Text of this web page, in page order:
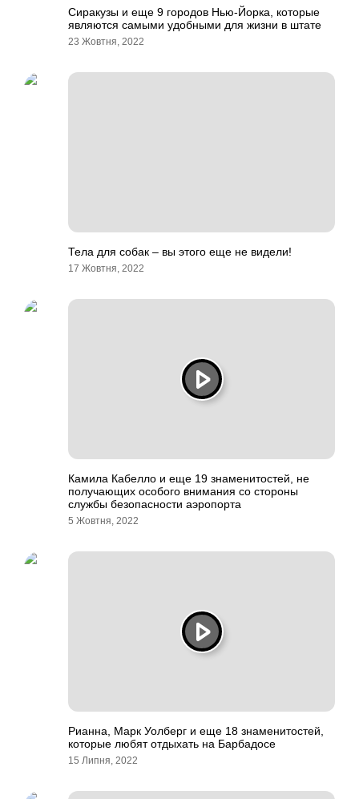
Сиракузы и еще 9 городов Нью-Йорка, которые
являются самыми удобными для жизни в штате
23 Жовтня, 2022
Тела для собак – вы этого еще не видели!
17 Жовтня, 2022
Камила Кабелло и еще 19 знаменитостей, не
получающих особого внимания со стороны
службы безопасности аэропорта
5 Жовтня, 2022
Рианна, Марк Уолберг и еще 18 знаменитостей,
которые любят отдыхать на Барбадосе
15 Липня, 2022